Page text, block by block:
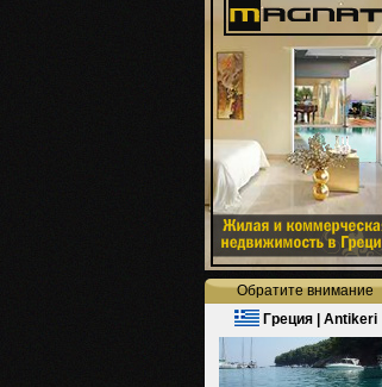
Обратите внимание
Греция | Antikeri